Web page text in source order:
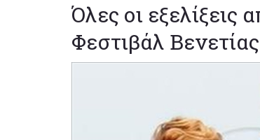
Όλες οι
Φεστιβάλ Βενετίας